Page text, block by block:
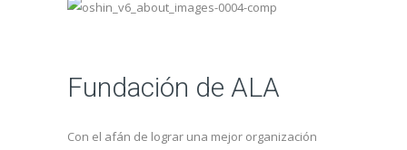
Fundación de ALA
Con el afán de lograr una mejor organización